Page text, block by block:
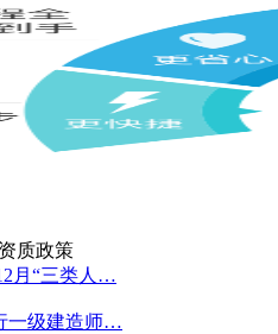
资质政策
月“三类人…
一级建造师…